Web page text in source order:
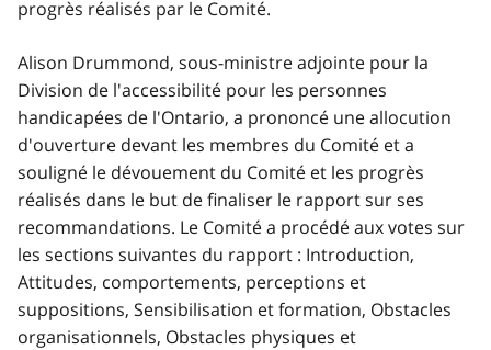
progrès réalisés par le Comité.
Alison Drummond, sous-ministre adjointe pour la
Division de l'accessibilité pour les personnes
handicapées de l'Ontario, a prononcé une allocution
d'ouverture devant les membres du Comité et a
souligné le dévouement du Comité et les progrès
réalisés dans le but de finaliser le rapport sur ses
recommandations. Le Comité a procédé aux votes sur
les sections suivantes du rapport : Introduction,
Attitudes, comportements, perceptions et
suppositions, Sensibilisation et formation, Obstacles
organisationnels, Obstacles physiques et